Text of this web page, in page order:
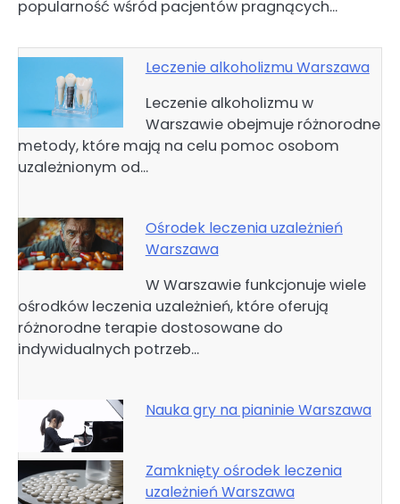
popularność wśród pacjentów pragnących…
Leczenie alkoholizmu Warszawa
Leczenie alkoholizmu w
Warszawie obejmuje różnorodne
metody, które mają na celu pomoc osobom
uzależnionym od…
Ośrodek leczenia uzależnień
Warszawa
W Warszawie funkcjonuje wiele
ośrodków leczenia uzależnień, które oferują
różnorodne terapie dostosowane do
indywidualnych potrzeb…
Nauka gry na pianinie Warszawa
Zamknięty ośrodek leczenia
uzależnień Warszawa